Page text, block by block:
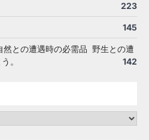
223
145
との遭遇時の必需品 野生との遭
。
142